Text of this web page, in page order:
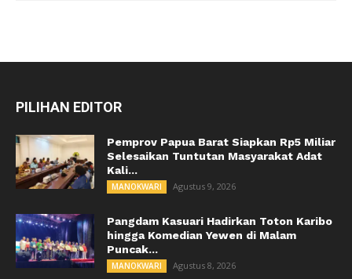
PILIHAN EDITOR
Pemprov Papua Barat Siapkan Rp5 Miliar
Selesaikan Tuntutan Masyarakat Adat
Kali...
MANOKWARI Agustus 9, 2026
Pangdam Kasuari Hadirkan Toton Karibo
hingga Komedian Yewen di Malam
Puncak...
MANOKWARI Agustus 8, 2026